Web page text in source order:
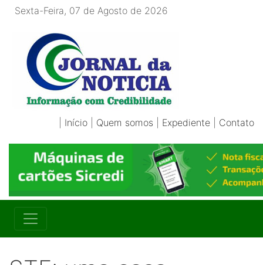
Sexta-Feira, 07 de Agosto de 2026
Início Quem somos Expediente Contato